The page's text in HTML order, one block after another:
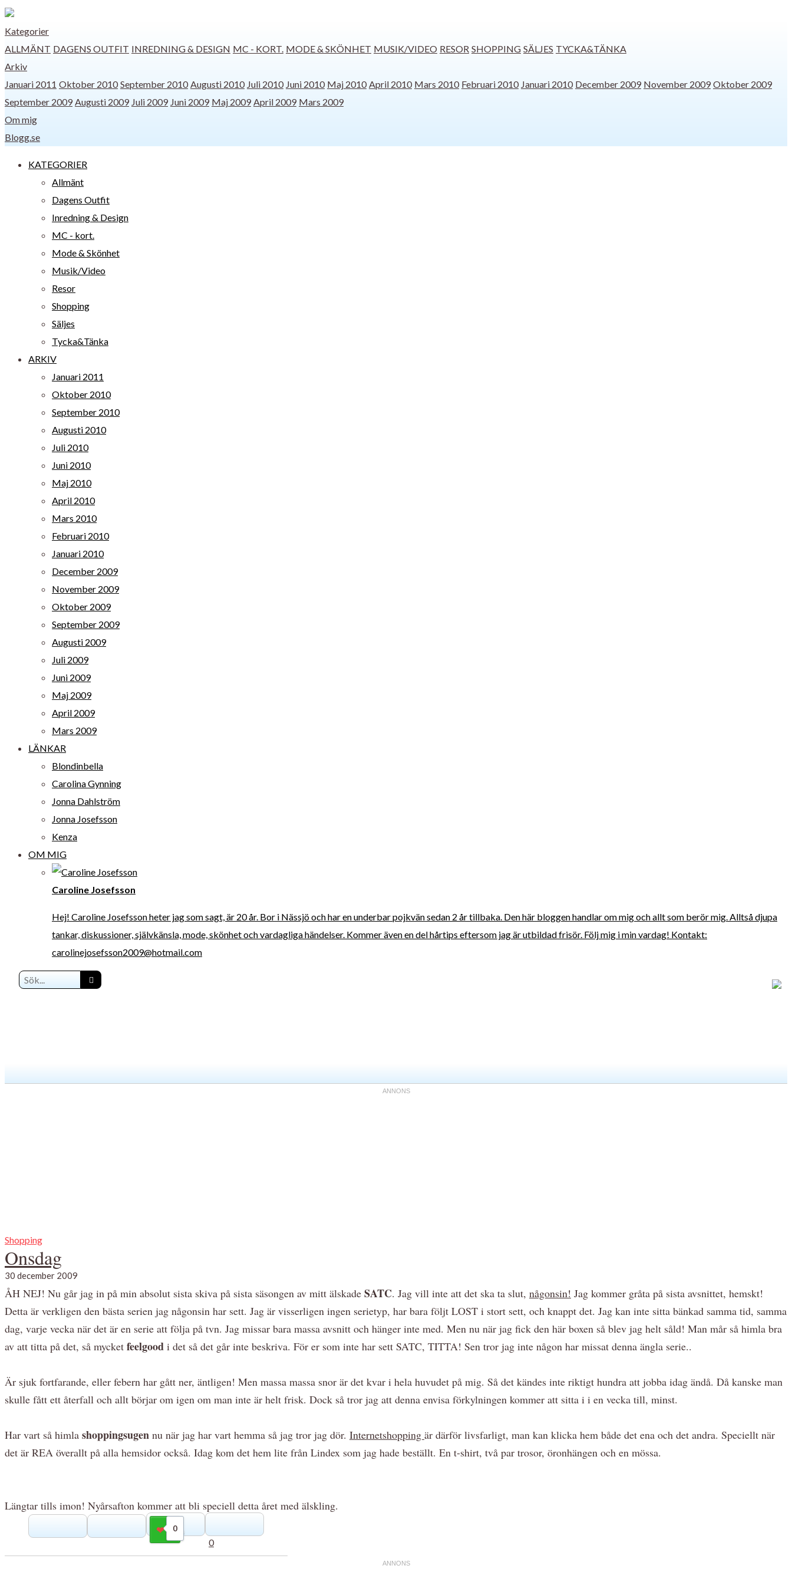
Kategorier
ALLMÄNT DAGENS OUTFIT INREDNING & DESIGN MC - KORT. MODE & SKÖNHET MUSIK/VIDEO RESOR SHOPPING SÄLJES TYCKA&TÄNKA
Arkiv
Januari 2011 Oktober 2010 September 2010 Augusti 2010 Juli 2010 Juni 2010 Maj 2010 April 2010 Mars 2010 Februari 2010 Januari 2010 December 2009 November 2009 Oktober 2009
September 2009 Augusti 2009 Juli 2009 Juni 2009 Maj 2009 April 2009 Mars 2009
Om mig
Blogg.se
KATEGORIER
Allmänt
Dagens Outfit
Inredning & Design
MC - kort.
Mode & Skönhet
Musik/Video
Resor
Shopping
Säljes
Tycka&Tänka
ARKIV
Januari 2011
Oktober 2010
September 2010
Augusti 2010
Juli 2010
Juni 2010
Maj 2010
April 2010
Mars 2010
Februari 2010
Januari 2010
December 2009
November 2009
Oktober 2009
September 2009
Augusti 2009
Juli 2009
Juni 2009
Maj 2009
April 2009
Mars 2009
LÄNKAR
Blondinbella
Carolina Gynning
Jonna Dahlström
Jonna Josefsson
Kenza
OM MIG
Caroline Josefsson
Hej! Caroline Josefsson heter jag som sagt, är 20 år. Bor i Nässjö och har en underbar pojkvän sedan 2 år tillbaka. Den här bloggen handlar om mig och allt som berör mig. Alltså djupa
tankar, diskussioner, självkänsla, mode, skönhet och vardagliga händelser. Kommer även en del hårtips eftersom jag är utbildad frisör. Följ mig i min vardag! Kontakt:
carolinejosefsson2009@hotmail.com
Shopping
Onsdag
30 december 2009
ÅH NEJ! Nu går jag in på min absolut sista skiva på sista säsongen av mitt älskade SATC. Jag vill inte att det ska ta slut, någonsin! Jag kommer gråta på sista avsnittet, hemskt!
Detta är verkligen den bästa serien jag någonsin har sett. Jag är visserligen ingen serietyp, har bara följt LOST i stort sett, och knappt det. Jag kan inte sitta bänkad samma tid, samma
dag, varje vecka när det är en serie att följa på tvn. Jag missar bara massa avsnitt och hänger inte med. Men nu när jag fick den här boxen så blev jag helt såld! Man mår så himla bra
av att titta på det, så mycket feelgood i det så det går inte beskriva. För er som inte har sett SATC, TITTA! Sen tror jag inte någon har missat denna ängla serie..
Är sjuk fortfarande, eller febern har gått ner, äntligen! Men massa massa snor är det kvar i hela huvudet på mig. Så det kändes inte riktigt hundra att jobba idag ändå. Då kanske man
skulle fått ett återfall och allt börjar om igen om man inte är helt frisk. Dock så tror jag att denna envisa förkylningen kommer att sitta i i en vecka till, minst.
Har vart så himla shoppingsugen nu när jag har vart hemma så jag tror jag dör. Internetshopping är därför livsfarligt, man kan klicka hem både det ena och det andra. Speciellt när
det är REA överallt på alla hemsidor också. Idag kom det hem lite från Lindex som jag hade beställt. En t-shirt, två par trosor, öronhängen och en mössa.
Längtar tills imon! Nyårsafton kommer att bli speciell detta året med älskling.
0
Gilla
0